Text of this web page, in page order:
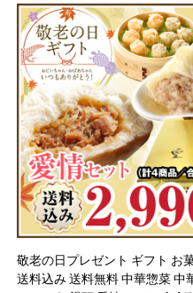
敬老の日プレゼント ギフト お
送料込み 送料無料 中華惣菜 中